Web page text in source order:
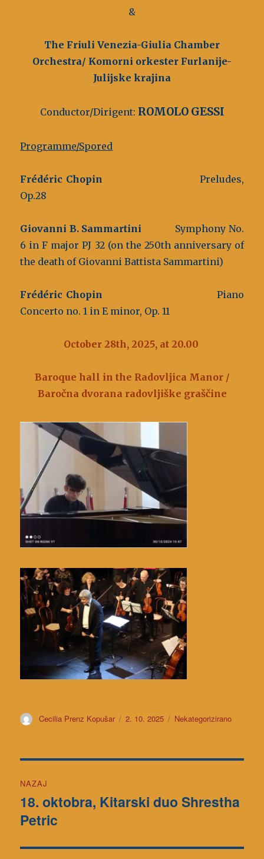
&
The Friuli Venezia-Giulia Chamber
Orchestra/ Komorni orkester Furlanije-
Julijske krajina
Conductor/Dirigent: ROMOLO GESSI
Programme/Spored
Frédéric Chopin Preludes,
Op.28
Giovanni B. Sammartini Symphony No.
6 in F major PJ 32 (on the 250th anniversary of
the death of Giovanni Battista Sammartini)
Frédéric Chopin
Piano
Concerto no. 1 in E minor, Op. 11
October 28th, 2025, at 20.00
Baroque hall in the Radovljica Manor /
Baročna dvorana radovljiške graščine
Avtor
Cecilia Prenz Kopušar
Objavljeno
2. 10. 2025 Kategorije
Nekategorizirano
prispevka
NAZAJ
Prejšnji
prispevek:
18. oktobra, Kitarski duo Shrestha
Petric